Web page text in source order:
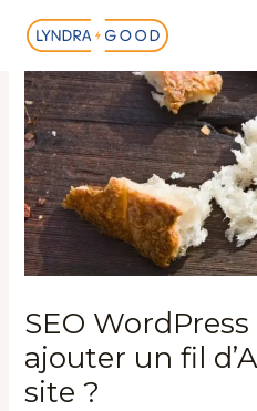
SEO
ajouter un fil
site ?